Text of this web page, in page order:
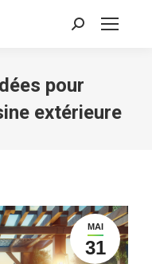
Recherche
pour
extérieure
MAI
31